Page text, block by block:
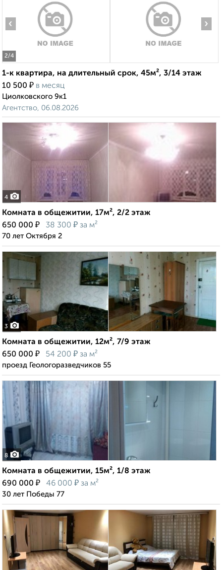
2/4
‹ ›
1-к квартира, на длительный срок, 45м², 3/14 этаж
10 500 ₽ в месяц
Циолковского 9к1
Агентство, 06.08.2026
4
Комната в общежитии, 17м², 2/2 этаж
650 000 ₽ 38 300 ₽ за м²
70 лет Октября 2
3
Комната в общежитии, 12м², 7/9 этаж
650 000 ₽ 54 200 ₽ за м²
проезд Геологоразведчиков 55
8
Комната в общежитии, 15м², 1/8 этаж
690 000 ₽ 46 000 ₽ за м²
30 лет Победы 77